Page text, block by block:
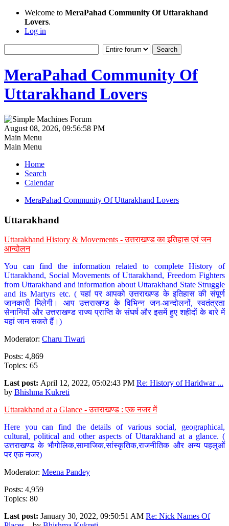
Welcome to MeraPahad Community Of Uttarakhand
Lovers.
Log in
MeraPahad Community Of
Uttarakhand Lovers
August 08, 2026, 09:56:58 PM
Main Menu
Main Menu
Home
Search
Calendar
MeraPahad Community Of Uttarakhand Lovers
Uttarakhand
Uttarakhand History & Movements - उत्तराखण्ड का इतिहास एवं जन
आन्दोलन
You can find the information related to complete History of
Uttarakhand, Social Movements of Uttarakhand, Freedom Fighters
from Uttarakhand and information about Uttarakhand State Struggle
and its Martyrs etc. ( यहां पर आपको उत्तराखण्ड के इतिहास की संपूर्ण
जानकारी मिलेगी। आप उत्तराखण्ड के विभिन्न जन-आन्दोलनों, स्वतंत्रता
सेनानियों और उत्तराखण्ड राज्य प्राप्ति के संघर्ष और इसमें हुए शहीदों के बारे में
यहां जान सकते हैं।)
Moderator: Charu Tiwari
Posts: 4,869
Topics: 65
Last post: April 12, 2022, 05:02:43 PM Re: History of Haridwar ...
by Bhishma Kukreti
Uttarakhand at a Glance - उत्तराखण्ड : एक नजर में
Here you can find the details of various social, geographical,
cultural, political and other aspects of Uttarakhand at a glance. (
उत्तराखण्ड के भौगोलिक,सामाजिक,सांस्कृतिक,राजनीतिक और अन्य पहलुओं
पर एक नजर)
Moderator: Meena Pandey
Posts: 4,959
Topics: 80
Last post: January 30, 2022, 09:50:51 AM Re: Nick Names Of